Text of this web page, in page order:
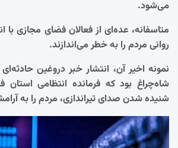
می‌شود.
متاسفانه، عده‌ای از فعالان فضای مجازی با
روانی مردم را به خطر می‌اندازند.
نمونه اخیر آن، انتشار خبر دروغین
شاه‌چراغ بود که فرمانده انتظامی
شنیده شدن صدای تیراندازی، مردم را به